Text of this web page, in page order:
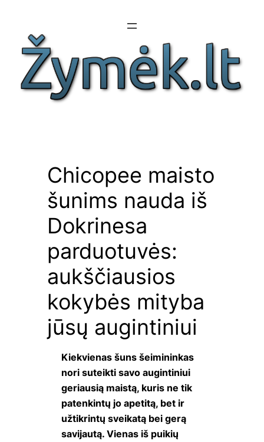
turinio
Chicopee maisto
šunims nauda iš
Dokrinesa
parduotuvės:
aukščiausios
kokybės mityba
jūsų augintiniui
Kiekvienas šuns šeimininkas
nori suteikti savo augintiniui
geriausią maistą, kuris ne tik
patenkintų jo apetitą, bet ir
užtikrintų sveikatą bei gerą
savijautą. Vienas iš puikių